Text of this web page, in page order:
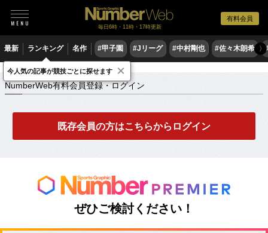
有料会員
毎日6時・11時・17時更新
最新 ランキング 名作 #甲子園 #Jリーグ #中村剛也 #佐々木朗希 〉
NumberWeb有料会員登録・ログイン
NumberWeb有料会員登録・ログイン
既存会員の方はこちらからログイン
ぜひご検討ください！
今人気の記事が競技ごとに探せます ×